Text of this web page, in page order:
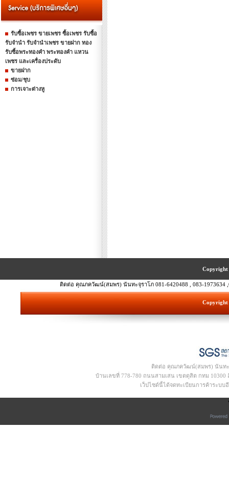
รับซื้อเพชร ขายเพชร ซื้อเพชร รับซื้อ
รับจำนำ รับจำนำเพชร ขายฝาก ทอง
รับซื้อพระทองคำ พระทองคำ แหวน
เพชร และเครื่องประดับ
ขายฝาก
ซ่อม/ชุบ
การเจาะต่างหู
Copyright
ติดต่อ คุณภควัฒน์(สมพร) นันทะจุราโภ 081-6420488 , 083-1973634
Copyright
ติดต่อ คุณภควัฒน์(สมพร) นันทะจุ
บ้านเลขที่ 778-780 ถนนสามเสน เขตดุสิต กทม 10300 อี
เว็ปไซด์นี้ได้จดทะเบียนการค้าระบบ